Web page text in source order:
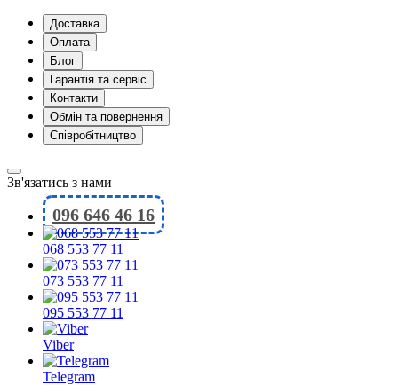
Доставка
Оплата
Блог
Гарантія та сервіс
Контакти
Обмін та повернення
Співробітництво
Зв'язатись з нами
096 646 46 16
068 553 77 11
073 553 77 11
095 553 77 11
Viber
Telegram